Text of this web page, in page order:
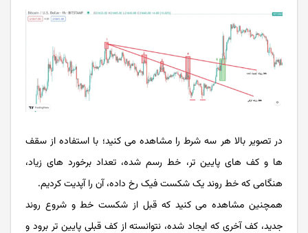
در تصویر بالا هر سه شرط را مشاهده می کنید؛ با استفاده از سقف
ها و کف های پایین تر، خط رسم شده، تعداد برخورد های زیاد،
هنگامی که خط روند یک شکست فیک رخ داده، آن را آپدیت کردیم.
همچنین مشاهده می کنید که قبل از شکست خط و شروع روند
جدید، کف آخری که ایجاد شده، نتوانسته از کف قبلی پایین تر برود و